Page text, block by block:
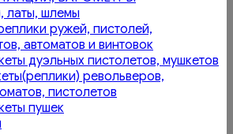
латы, шлемы
ружей, пистолей,
автоматов и винтовок
дуэльных пистолетов, мушкетов
револьверов,
пистолетов
пушек